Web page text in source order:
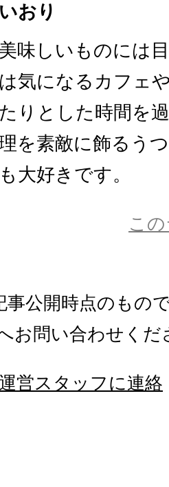
いおり
美味しいものには
は気になるカフェ
たりとした時間を
を素敵に飾るう
も大好きです。
こ
事公開時点のもの
お問い合わせくだ
営スタッフに連絡